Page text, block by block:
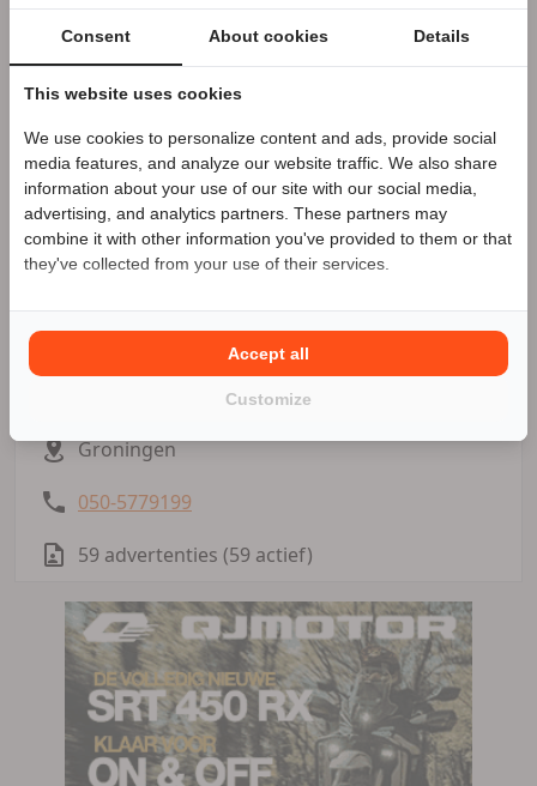
De Speed Triple 1200 RS vertegenwoordigt het
beste wat Triumph te bieden heeft. Een motorfiets
die technologie, prestaties en karakter
Interesse?
Kom langs in onze showroom en ontdek de nieuwe
Speed Triple 1200 RS.
Triumph Groningen Zakelijke aanbieder
Meer advertenties
Groningen
050-5779199
59 advertenties (59 actief)
Speciale Motor2go prijs
Benieuwd naar de speciale Motor2go prijs? Bel
5779199
Consent About cookies Details
This website uses cookies
We use cookies to personalize content and ads, provide social
media features, and analyze our website traffic. We also share
information about your use of our site with our social media,
advertising, and analytics partners. These partners may
combine it with other information you've provided to them or that
they've collected from your use of their services.
Customize
Accept all